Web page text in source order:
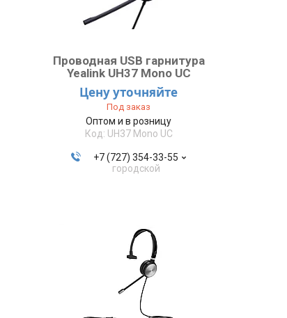
Проводная USB гарнитура
Yealink UH37 Mono UC
Цену уточняйте
Под заказ
Оптом и в розницу
UH37 Mono UC
+7 (727) 354-33-55
городской